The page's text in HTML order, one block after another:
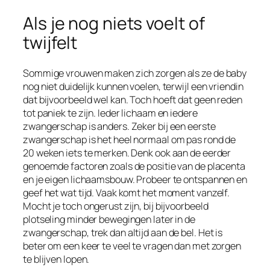
Als je nog niets voelt of
twijfelt
Sommige vrouwen maken zich zorgen als ze de baby
nog niet duidelijk kunnen voelen, terwijl een vriendin
dat bijvoorbeeld wel kan. Toch hoeft dat geen reden
tot paniek te zijn. Ieder lichaam en iedere
zwangerschap is anders. Zeker bij een eerste
zwangerschap is het heel normaal om pas rond de
20 weken iets te merken. Denk ook aan de eerder
genoemde factoren zoals de positie van de placenta
en je eigen lichaamsbouw. Probeer te ontspannen en
geef het wat tijd. Vaak komt het moment vanzelf.
Mocht je toch ongerust zijn, bij bijvoorbeeld
plotseling minder bewegingen later in de
zwangerschap, trek dan altijd aan de bel. Het is
beter om een keer te veel te vragen dan met zorgen
te blijven lopen.